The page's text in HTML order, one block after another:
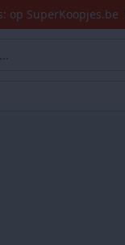
op SuperKoopjes.be